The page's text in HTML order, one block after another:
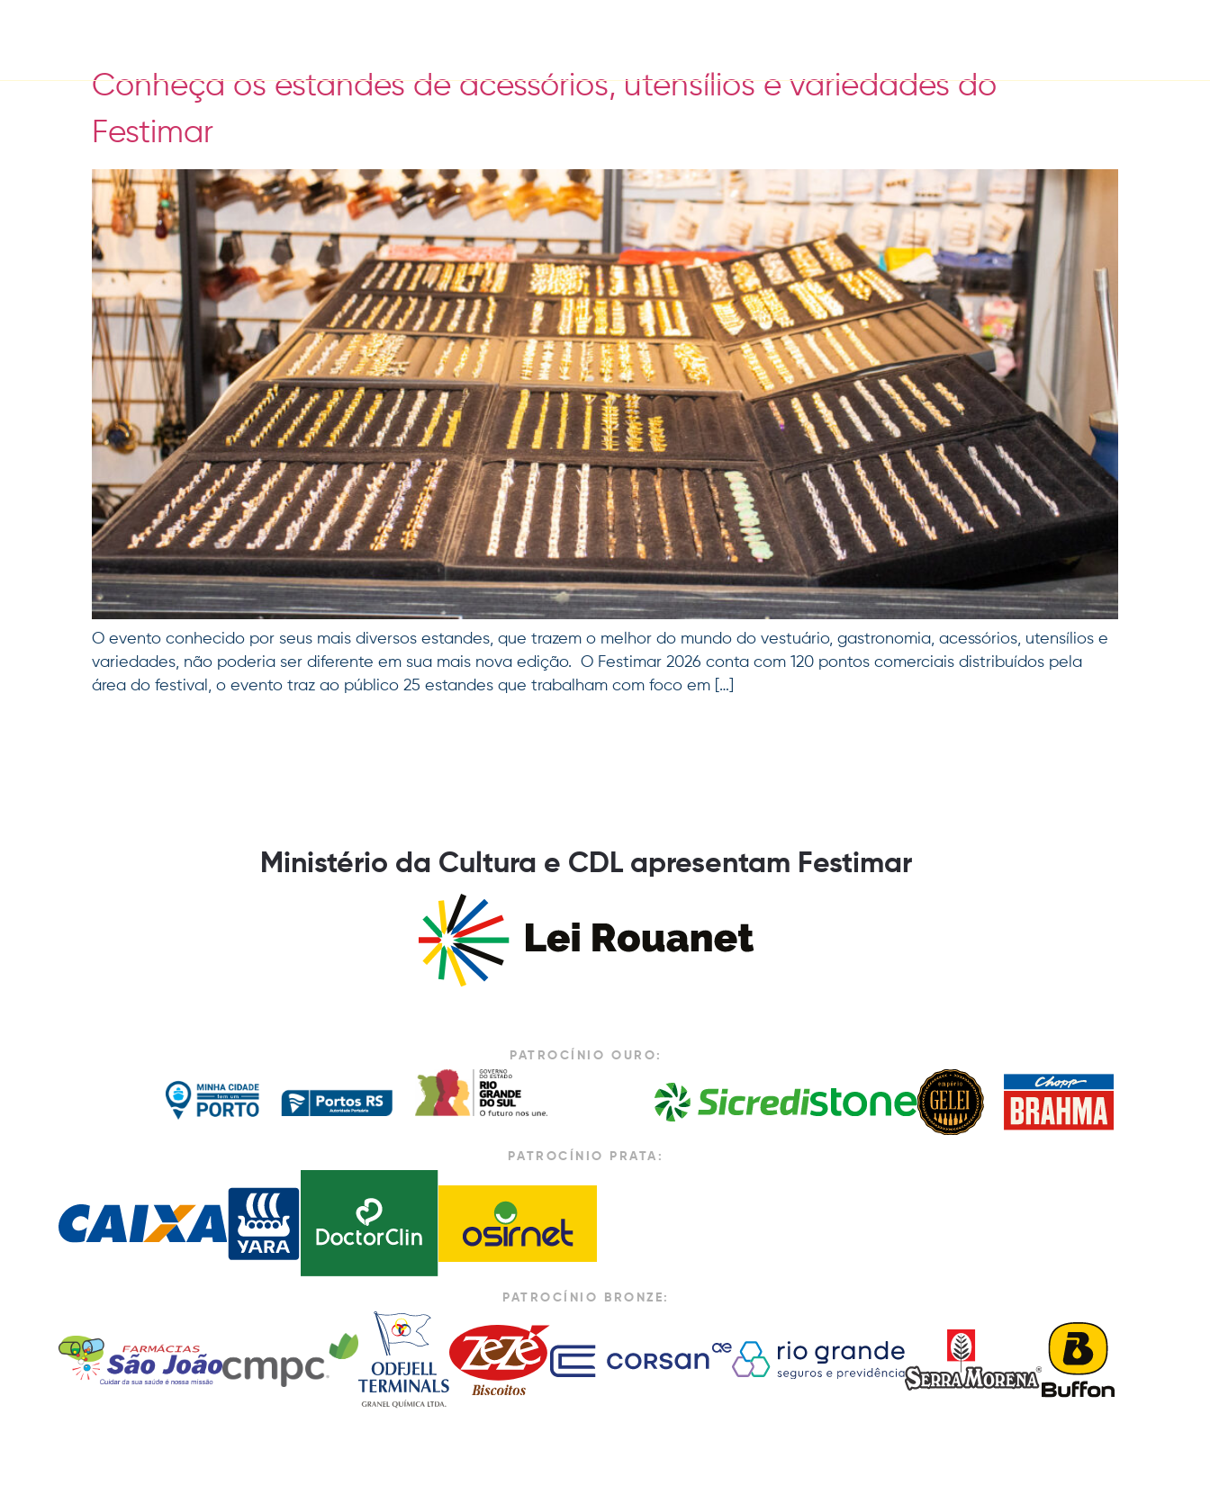
Conheça os estandes de acessórios, utensílios e variedades do
Festimar
O evento conhecido por seus mais diversos estandes, que trazem o melhor do mundo do vestuário, gastronomia, acessórios, utensílios e
variedades, não poderia ser diferente em sua mais nova edição. O Festimar 2026 conta com 120 pontos comerciais distribuídos pela
área do festival, o evento traz ao público 25 estandes que trabalham com foco em […]
Ministério da Cultura e CDL apresentam Festimar
PATROCÍNIO OURO:
PATROCÍNIO PRATA:
PATROCÍNIO BRONZE: